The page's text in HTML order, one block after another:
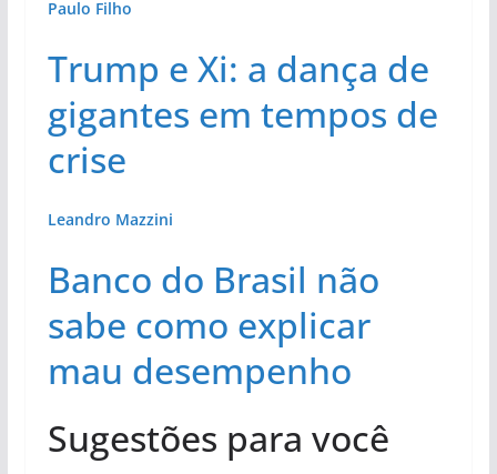
Paulo Filho
Trump e Xi: a dança de
gigantes em tempos de
crise
Leandro Mazzini
Banco do Brasil não
sabe como explicar
mau desempenho
Sugestões para você